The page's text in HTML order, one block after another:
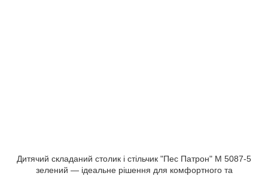
Дитячий складаний столик і стільчик "Пес Патрон" M 5087-5
зелений — ідеальне рішення для комфортного та